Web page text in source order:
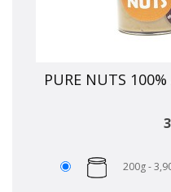
PURE NUTS 100%
200g -